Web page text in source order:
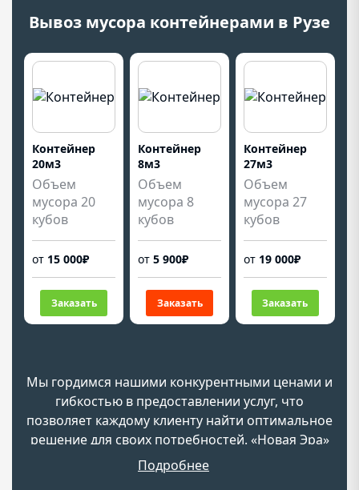
Вывоз мусора контейнерами в Рузе
Контейнер
20м3
Объем
мусора 20
кубов
от 15 000₽
Заказать
Контейнер
8м3
Объем
мусора 8
кубов
от 5 900₽
Заказать
Контейнер
27м3
Объем
мусора 27
кубов
от 19 000₽
Заказать
Мы гордимся нашими конкурентными ценами и
гибкостью в предоставлении услуг, что
позволяет каждому клиенту найти оптимальное
решение для своих потребностей. «Новая Эра»
ставит задачу сделать процесс вывоза мусора
максимально простым и удобным для жителей и
Подробнее